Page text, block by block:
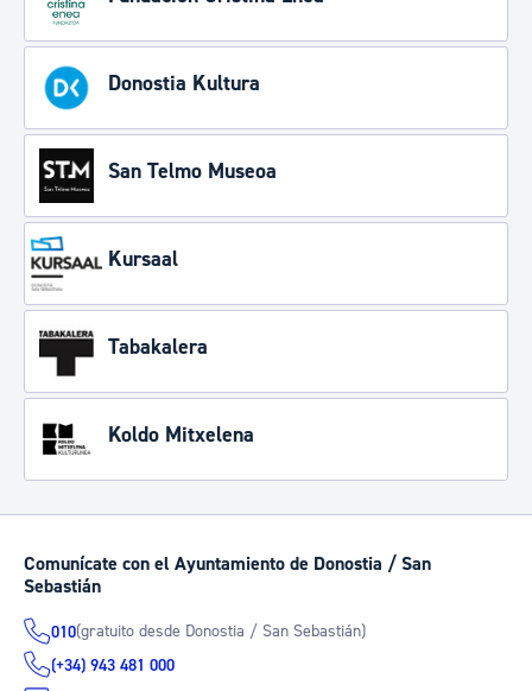
Donostia Kultura
San Telmo Museoa
Kursaal
Tabakalera
Koldo Mitxelena
Comunícate con el Ayuntamiento de Donostia / San
Sebastián
010(gratuito desde Donostia / San Sebastián)
(+34) 943 481 000